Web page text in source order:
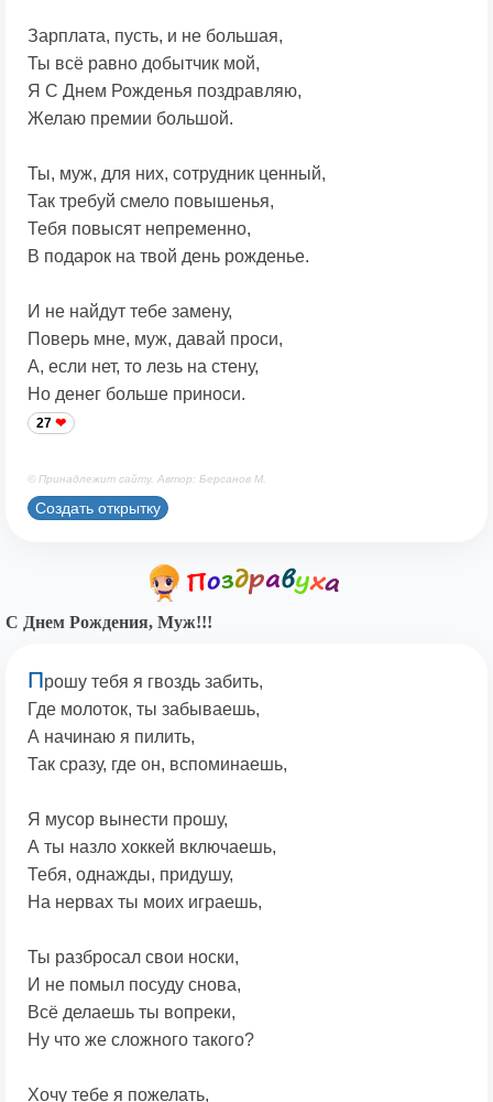
Зарплата, пусть, и не большая,
Ты всё равно добытчик мой,
Я С Днем Рожденья поздравляю,
Желаю премии большой.
Ты, муж, для них, сотрудник ценный,
Так требуй смело повышенья,
Тебя повысят непременно,
В подарок на твой день рожденье.
И не найдут тебе замену,
Поверь мне, муж, давай проси,
А, если нет, то лезь на стену,
Но денег больше приноси.
27
© Принадлежит сайту. Автор: Берсанов М.
Создать открытку
С Днем Рождения, Муж!!!
Прошу тебя я гвоздь забить,
Где молоток, ты забываешь,
А начинаю я пилить,
Так сразу, где он, вспоминаешь,
Я мусор вынести прошу,
А ты назло хоккей включаешь,
Тебя, однажды, придушу,
На нервах ты моих играешь,
Ты разбросал свои носки,
И не помыл посуду снова,
Всё делаешь ты вопреки,
Ну что же сложного такого?
Хочу тебе я пожелать,